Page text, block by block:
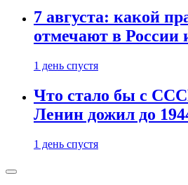
7 августа: какой
отмечают в России
1 день спустя
Что стало бы с
Ленин дожил до
1 день спустя